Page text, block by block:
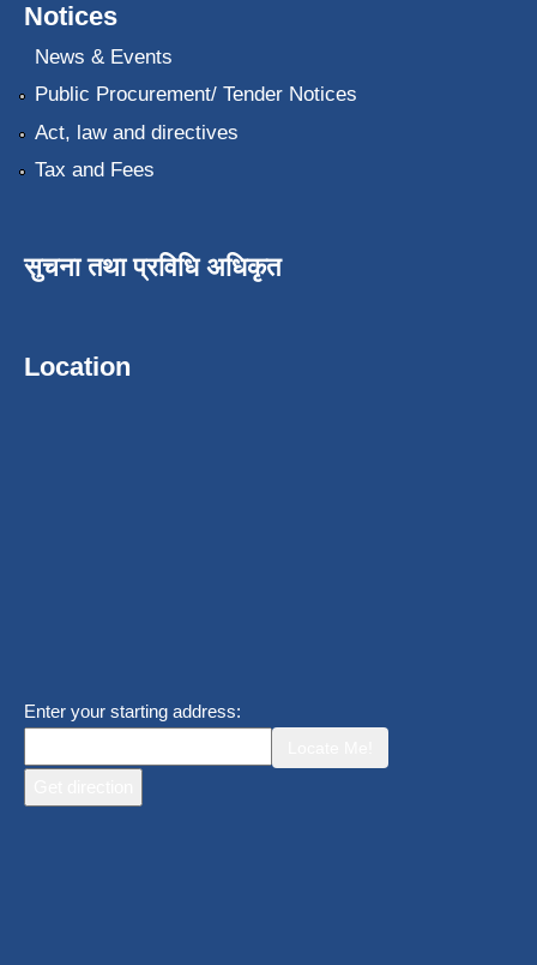
Notices
News & Events
Public Procurement/ Tender Notices
Act, law and directives
Tax and Fees
सुचना तथा प्रविधि अधिकृत
Location
Enter your starting address: